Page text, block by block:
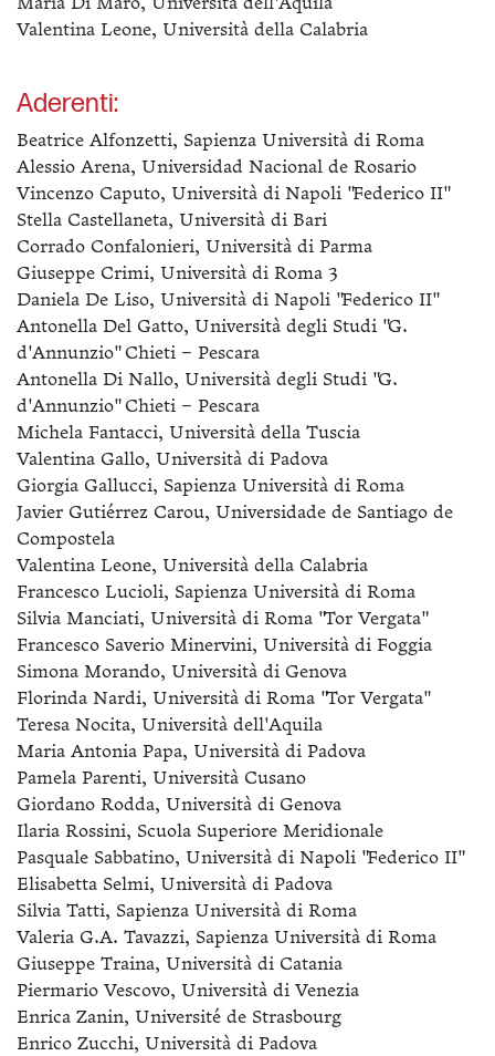
Valentina Leone, Università della Calabria
Aderenti:
Beatrice Alfonzetti, Sapienza Università di Roma
Alessio Arena, Universidad Nacional de Rosario
Vincenzo Caputo, Università di Napoli "Federico II"
Stella Castellaneta, Università di Bari
Corrado Confalonieri, Università di Parma
Giuseppe Crimi, Università di Roma 3
Daniela De Liso, Università di Napoli "Federico II"
Antonella Del Gatto, Università degli Studi "G.
d'Annunzio" Chieti – Pescara
Antonella Di Nallo, Università degli Studi "G.
d'Annunzio" Chieti – Pescara
Michela Fantacci, Università della Tuscia
Valentina Gallo, Università di Padova
Giorgia Gallucci, Sapienza Università di Roma
Javier Gutiérrez Carou, Universidade de Santiago de
Compostela
Valentina Leone, Università della Calabria
Francesco Lucioli, Sapienza Università di Roma
Silvia Manciati, Università di Roma "Tor Vergata"
Francesco Saverio Minervini, Università di Foggia
Simona Morando, Università di Genova
Florinda Nardi, Università di Roma "Tor Vergata"
Teresa Nocita, Università dell'Aquila
Maria Antonia Papa, Università di Padova
Pamela Parenti, Università Cusano
Giordano Rodda, Università di Genova
Ilaria Rossini, Scuola Superiore Meridionale
Pasquale Sabbatino, Università di Napoli "Federico II"
Elisabetta Selmi, Università di Padova
Silvia Tatti, Sapienza Università di Roma
Valeria G.A. Tavazzi, Sapienza Università di Roma
Giuseppe Traina, Università di Catania
Piermario Vescovo, Università di Venezia
Enrica Zanin, Université de Strasbourg
Enrico Zucchi, Università di Padova